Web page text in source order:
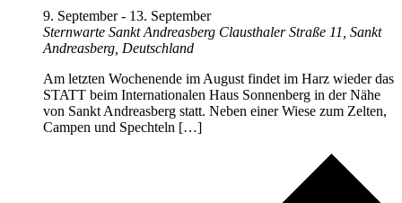
9. September- 13. September
Sternwarte Sankt Andreasberg Clausthaler Straße 11, Sankt
Andreasberg, Deutschland
Am letzten Wochenende im August findet im Harz wieder das
STATT beim Internationalen Haus Sonnenberg in der Nähe
von Sankt Andreasberg statt. Neben einer Wiese zum Zelten,
Campen und Spechteln […]